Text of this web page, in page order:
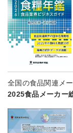
全国の食品関連メ
2025食品メーカー